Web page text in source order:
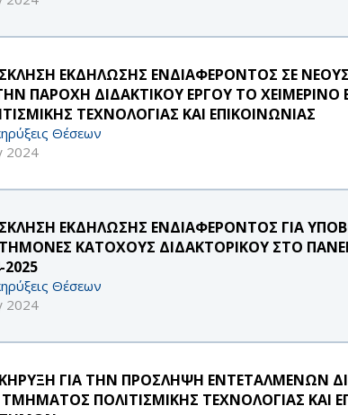
ΕΚΔΗΛΩΣΗΣ ΕΝΔΙΑΦΕΡΟΝΤΟΣ ΣΕ
ΠΑΡΟΧΗ ΔΙΔΑΚΤΙΚΟΥ ΕΡΓΟΥ ΤΟ
ΤΕΧΝΟΛΟΓΙΑΣ ΚΑΙ ΕΠΙΚΟΙΝΩΝΙΑΣ
Θέσεων
2024
ΕΚΔΗΛΩΣΗΣ ΕΝΔΙΑΦΕΡΟΝΤΟΣ ΓΙΑ
ΚΑΤΟΧΟΥΣ ΔΙΔΑΚΤΟΡΙΚΟΥ ΣΤΟ
2025
Θέσεων
2024
ΓΙΑ ΤΗΝ ΠΡΟΣΛΗΨΗ ΕΝΤΕΤΑΛΜΕΝΩΝ
ΠΟΛΙΤΙΣΜΙΚΗΣ ΤΕΧΝΟΛΟΓΙΑΣ ΚΑΙ